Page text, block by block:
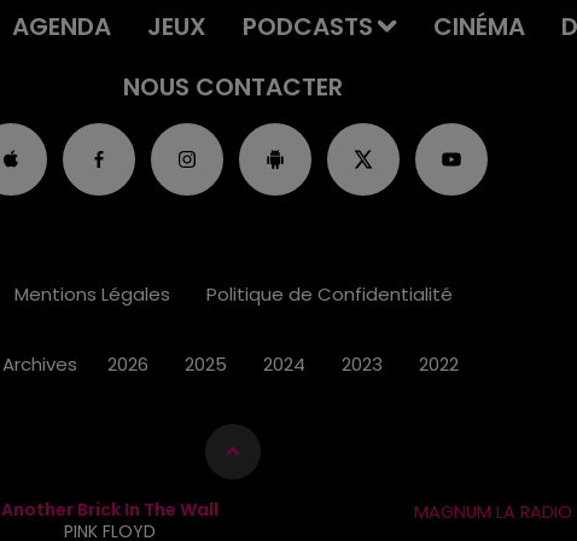
AGENDA JEUX PODCASTS CINÉMA
NOUS CONTACTER
Another Brick In The Wall
PINK FLOYD
MAGNUM LA
Mentions Légales Politique de Confidentialité
Archives 2026 2025 2024 2023 2022